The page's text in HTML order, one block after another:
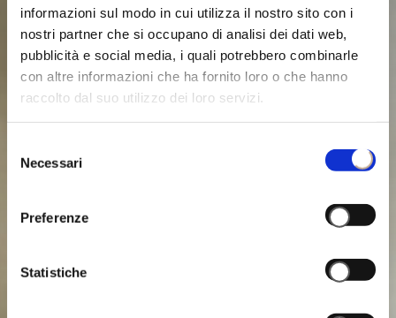
informazioni sul modo in cui utilizza il nostro sito con i
nostri partner che si occupano di analisi dei dati web,
pubblicità e social media, i quali potrebbero combinarle
con altre informazioni che ha fornito loro o che hanno
raccolto dal suo utilizzo dei loro servizi.
delNecessari
Preferenze
Statistiche